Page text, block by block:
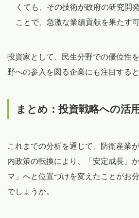
くても、その技術が政府の研究開
ことで、急激な業績貢献を果たす
投資家として、民生分野での優位性
野への参入を図る企業にも注目する
まとめ：投資戦略への活用
これまでの分析を通じて、防衛産業
内政策の転換により、「安定成長」
マ」へと位置づけを変えたことがお
でしょうか。